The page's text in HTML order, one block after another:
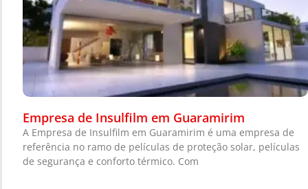
Empresa de Insulfilm em Guaramirim
A Empresa de Insulfilm em Guaramirim é uma empresa de
referência no ramo de películas de proteção solar, películas
de segurança e conforto térmico. Com